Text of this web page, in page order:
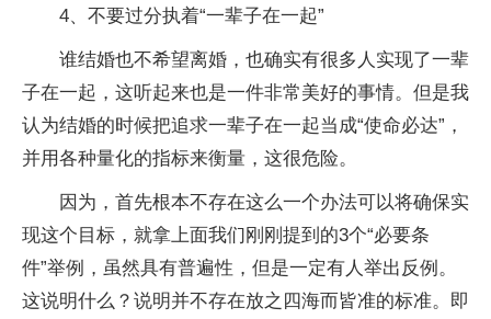
4、不要过分执着“一辈子在一起”
谁结婚也不希望离婚，也确实有很多人实现了一辈
子在一起，这听起来也是一件非常美好的事情。但是我
认为结婚的时候把追求一辈子在一起当成“使命必达”，
并用各种量化的指标来衡量，这很危险。
因为，首先根本不存在这么一个办法可以将确保实
现这个目标，就拿上面我们刚刚提到的3个“必要条
件”举例，虽然具有普遍性，但是一定有人举出反例。
这说明什么？说明并不存在放之四海而皆准的标准。即